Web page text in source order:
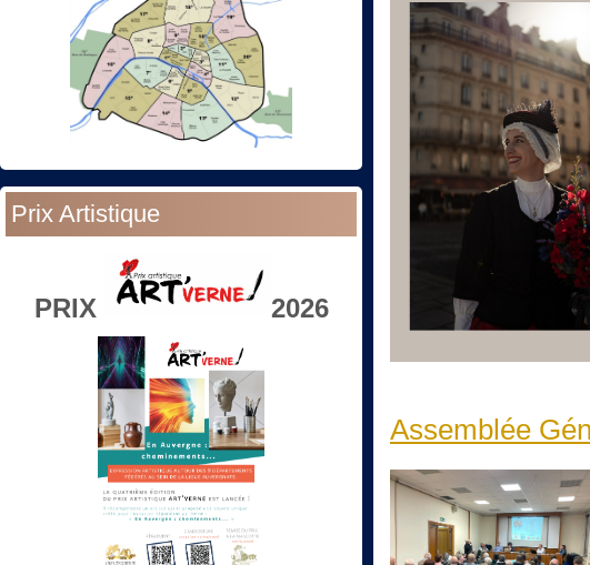
Prix Artistique
PRIX 2026
Assemblée